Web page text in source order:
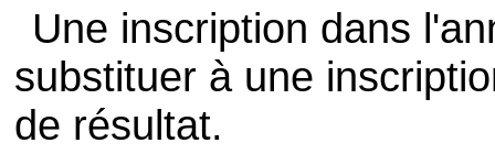
Une inscription dans
substituer à une
de résultat.